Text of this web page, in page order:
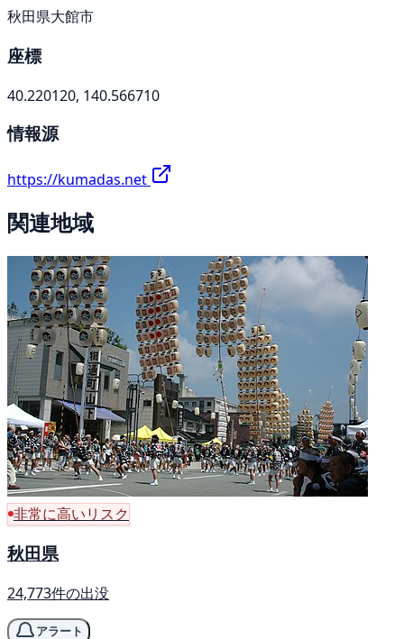
秋田県大館市
座標
40.220120, 140.566710
情報源
https://kumadas.net
関連地域
非常に高いリスク
秋田県
24,773件の出没
アラート